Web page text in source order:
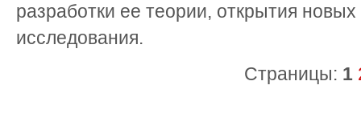
разработки ее теории, открытия
исследования.
Страницы: 1